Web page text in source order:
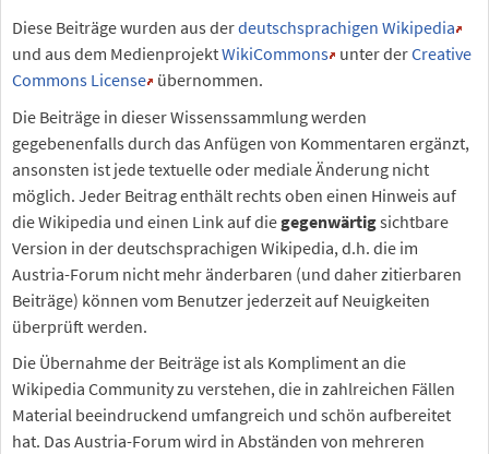
Diese Beiträge wurden aus derdeutschsprachigen Wikipedia
und aus dem MedienprojektWikiCommons unter derCreative
Commons License übernommen.
Die Beiträge in dieser Wissenssammlung werden
gegebenenfalls durch das Anfügen von Kommentaren ergänzt,
ansonsten ist jede textuelle oder mediale Änderung nicht
möglich. Jeder Beitrag enthält rechts oben einen Hinweis auf
die Wikipedia und einen Link auf diegegenwärtigsichtbare
Version in der deutschsprachigen Wikipedia, d.h. die im
Austria-Forum nicht mehr änderbaren (und daher zitierbaren
Beiträge) können vom Benutzer jederzeit auf Neuigkeiten
überprüft werden.
Die Übernahme der Beiträge ist als Kompliment an die
Wikipedia Community zu verstehen, die in zahlreichen Fällen
Material beeindruckend umfangreich und schön aufbereitet
hat. Das Austria-Forum wird in Abständen von mehreren